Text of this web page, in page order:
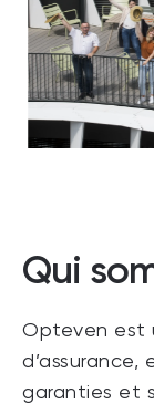
Qui
Opteven est
d’assurance,
garanties et